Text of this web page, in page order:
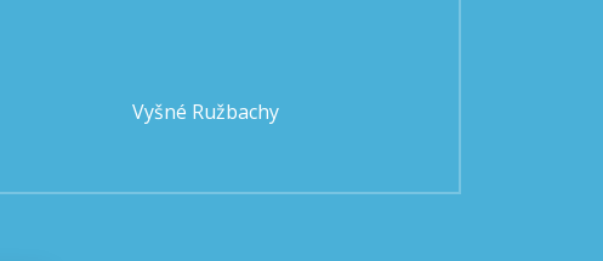
Vyšné Ružbachy